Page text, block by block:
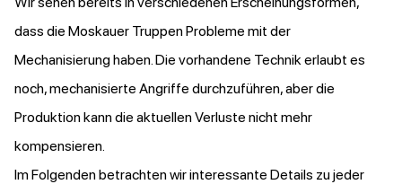
dass die Moskauer Truppen Probleme mit der
Mechanisierung haben. Die vorhandene Technik erlaubt es
noch, mechanisierte Angriffe durchzuführen, aber die
Produktion kann die aktuellen Verluste nicht mehr
kompensieren.
Im Folgenden betrachten wir interessante Details zu jeder